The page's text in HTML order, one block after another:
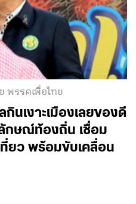
พรรคเพื่อไทย
กินเงาะเมืองเลยของดี
กษณ์ท้องถิ่น เชื่อม
ที่ยว พร้อมขับเคลื่อน